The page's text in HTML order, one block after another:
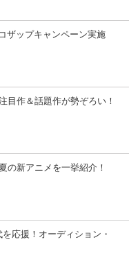
ザップキャンペーン実施
目作＆話題作が勢ぞろい！
の新アニメを一挙紹介！
応援！オーディション・